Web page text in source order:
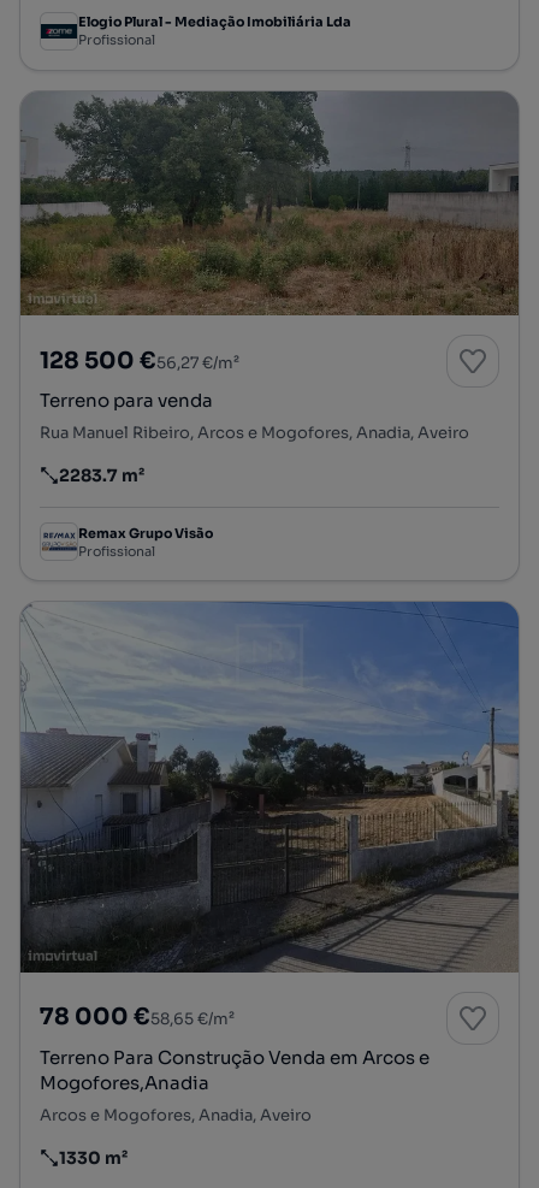
Elogio Plural - Mediação Imobiliária Lda
Profissional
128 500 €56,27 €/m²
Terreno para venda
Rua Manuel Ribeiro, Arcos e Mogofores, Anadia, Aveiro
Preço por metro quadrado
2283.7 m²
Remax Grupo Visão
Profissional
78 000 €58,65 €/m²
Terreno Para Construção Venda em Arcos e
Mogofores,Anadia
Arcos e Mogofores, Anadia, Aveiro
Preço por metro quadrado
1330 m²